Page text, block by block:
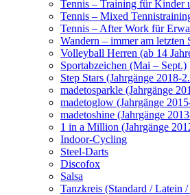
Tennis – Training für Kinder
Tennis – Mixed
Tennis – After Work für
Wandern – immer am letzten
Volleyball Herren (ab 14
Sportabzeichen (Mai – Sept.)
Step Stars (Jahrgänge 2018-
madetosparkle (Jahrgänge
madetoglow (Jahrgänge
madetoshine (Jahrgänge
1 in a Million (Jahrgänge
Indoor-Cycling
Steel-Darts
Discofox
Salsa
Tanzkreis (Standard / Latein